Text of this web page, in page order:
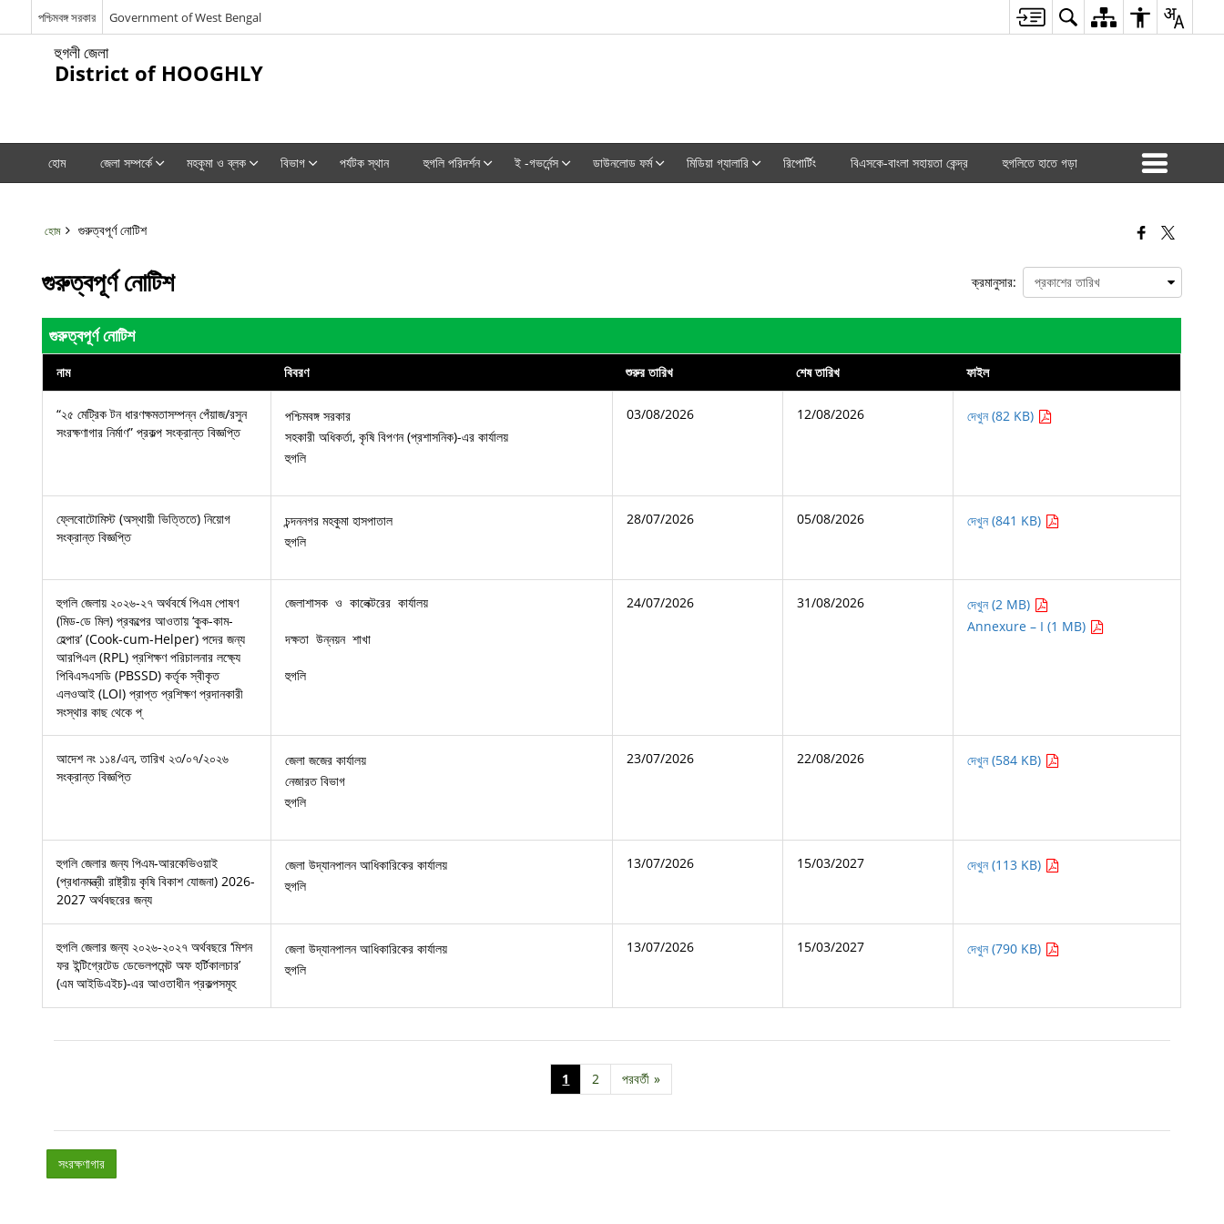
পশ্চিমবঙ্গ সরকার Government of West Bengal
হুগলী জেলা
District of HOOGHLY
হোম জেলা সম্পর্কে মহকুমা ও ব্লক বিভাগ পর্যটক স্থান হুগলি পরিদর্শন ই -গভর্নেন্স ডাউনলোড ফর্ম মিডিয়া গ্যালারি রিপোর্টিং বিএসকে-বাংলা সহায়তা কেন্দ্র হুগলিতে হাতে গড়া
হোম গুরুত্বপূর্ণ নোটিশ
গুরুত্বপূর্ণ নোটিশ ক্রমানুসার:
গুরুত্বপূর্ণ নোটিশ
নাম বিবরণ শুরুর তারিখ শেষ তারিখ ফাইল
“২৫ মেট্রিক টন ধারণক্ষমতাসম্পন্ন পেঁয়াজ/রসুন
সংরক্ষণাগার নির্মাণ” প্রকল্প সংক্রান্ত বিজ্ঞপ্তি
পশ্চিমবঙ্গ সরকার
সহকারী অধিকর্তা, কৃষি বিপণন (প্রশাসনিক)-এর কার্যালয়
হুগলি
03/08/2026 12/08/2026 দেখুন (82 KB)
ফ্লেবোটোমিস্ট (অস্থায়ী ভিত্তিতে) নিয়োগ
সংক্রান্ত বিজ্ঞপ্তি
চন্দননগর মহকুমা হাসপাতাল
হুগলি
28/07/2026 05/08/2026 দেখুন (841 KB)
হুগলি জেলায় ২০২৬-২৭ অর্থবর্ষে পিএম পোষণ
(মিড-ডে মিল) প্রকল্পের আওতায় ‘কুক-কাম-
হেল্পার’ (Cook-cum-Helper) পদের জন্য
আরপিএল (RPL) প্রশিক্ষণ পরিচালনার লক্ষ্যে
পিবিএসএসডি (PBSSD) কর্তৃক স্বীকৃত
এলওআই (LOI) প্রাপ্ত প্রশিক্ষণ প্রদানকারী
সংস্থার কাছ থেকে প্
জেলাশাসক ও কালেক্টরের কার্যালয়
দক্ষতা উন্নয়ন শাখা
হুগলি
24/07/2026 31/08/2026
দেখুন (2 MB)
Annexure – I (1 MB)
আদেশ নং ১১৪/এন, তারিখ ২৩/০৭/২০২৬
সংক্রান্ত বিজ্ঞপ্তি
জেলা জজের কার্যালয়
নেজারত বিভাগ
হুগলি
23/07/2026 22/08/2026 দেখুন (584 KB)
হুগলি জেলার জন্য পিএম-আরকেভিওয়াই
(প্রধানমন্ত্রী রাষ্ট্রীয় কৃষি বিকাশ যোজনা) 2026-
2027 অর্থবছরের জন্য
জেলা উদ্যানপালন আধিকারিকের কার্যালয়
হুগলি
13/07/2026 15/03/2027 দেখুন (113 KB)
হুগলি জেলার জন্য ২০২৬-২০২৭ অর্থবছরে ‘মিশন
ফর ইন্টিগ্রেটেড ডেভেলপমেন্ট অফ হর্টিকালচার’
(এম আইডিএইচ)-এর আওতাধীন প্রকল্পসমূহ
জেলা উদ্যানপালন আধিকারিকের কার্যালয়
হুগলি
13/07/2026 15/03/2027 দেখুন (790 KB)
1 2 পরবর্তী »
সংরক্ষণাগার